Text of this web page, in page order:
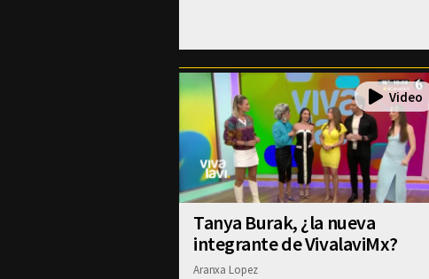
Tanya Burak, ¿la nueva
integrante de VivalaviMx?
Aranxa Lopez